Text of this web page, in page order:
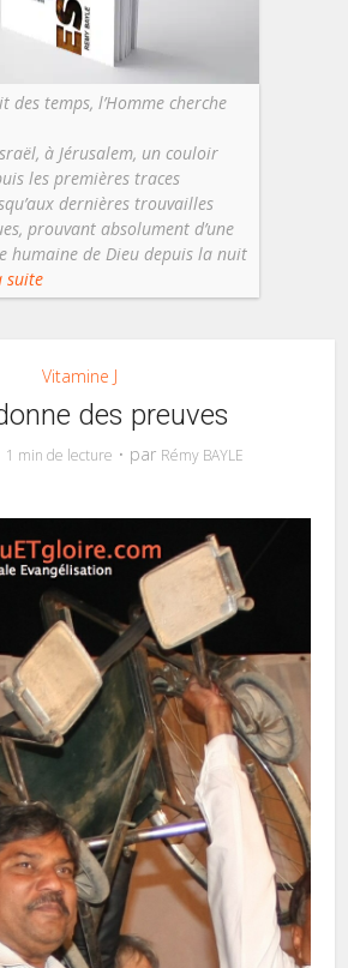
des temps, l’Homme cherche
à Jérusalem, un couloir
les premières traces
dernières trouvailles
prouvant absolument d’une
humaine de Dieu depuis la nuit
suite
Vitamine J
des preuves
1 min de lecture par Rémy BAYLE